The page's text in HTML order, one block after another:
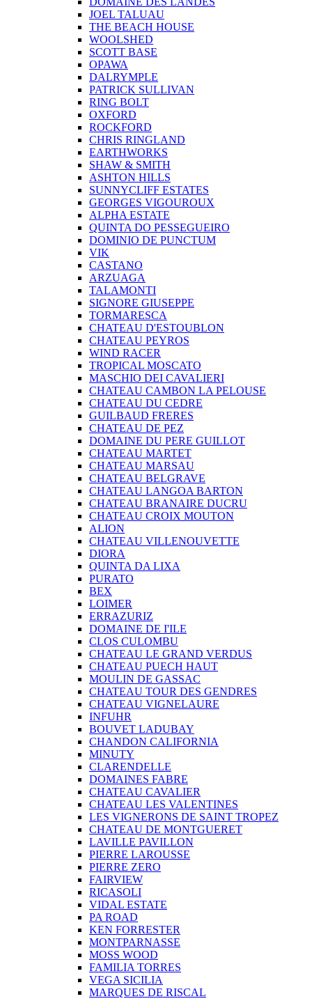
JOEL TALUAU
THE BEACH HOUSE
WOOLSHED
SCOTT BASE
OPAWA
DALRYMPLE
PATRICK SULLIVAN
RING BOLT
OXFORD
ROCKFORD
CHRIS RINGLAND
EARTHWORKS
SHAW & SMITH
ASHTON HILLS
SUNNYCLIFF ESTATES
GEORGES VIGOUROUX
ALPHA ESTATE
QUINTA DO PESSEGUEIRO
DOMINIO DE PUNCTUM
VIK
CASTANO
ARZUAGA
TALAMONTI
SIGNORE GIUSEPPE
TORMARESCA
CHATEAU D'ESTOUBLON
CHATEAU PEYROS
WIND RACER
TROPICAL MOSCATO
MASCHIO DEI CAVALIERI
CHATEAU CAMBON LA PELOUSE
CHATEAU DU CEDRE
GUILBAUD FRERES
CHATEAU DE PEZ
DOMAINE DU PERE GUILLOT
CHATEAU MARTET
CHATEAU MARSAU
CHATEAU BELGRAVE
CHATEAU LANGOA BARTON
CHATEAU BRANAIRE DUCRU
CHATEAU CROIX MOUTON
ALION
CHATEAU VILLENOUVETTE
DIORA
QUINTA DA LIXA
PURATO
BEX
LOIMER
ERRAZURIZ
DOMAINE DE I'ILE
CLOS CULOMBU
CHATEAU LE GRAND VERDUS
CHATEAU PUECH HAUT
MOULIN DE GASSAC
CHATEAU TOUR DES GENDRES
CHATEAU VIGNELAURE
INFUHR
BOUVET LADUBAY
CHANDON CALIFORNIA
MINUTY
CLARENDELLE
DOMAINES FABRE
CHATEAU CAVALIER
CHATEAU LES VALENTINES
LES VIGNERONS DE SAINT TROPEZ
CHATEAU DE MONTGUERET
LAVILLE PAVILLON
PIERRE LAROUSSE
PIERRE ZERO
FAIRVIEW
RICASOLI
VIDAL ESTATE
PA ROAD
KEN FORRESTER
MONTPARNASSE
MOSS WOOD
FAMILIA TORRES
VEGA SICILIA
MARQUES DE RISCAL